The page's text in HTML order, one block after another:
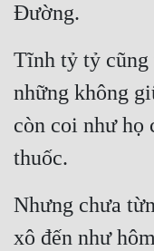
Đường.
Tĩnh tỷ tỷ cũng
những không
còn coi như họ
thuốc.
Nhưng chưa
xô đến như